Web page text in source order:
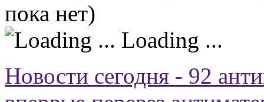
пока нет)
Loading ...
Новости сегодня - 92